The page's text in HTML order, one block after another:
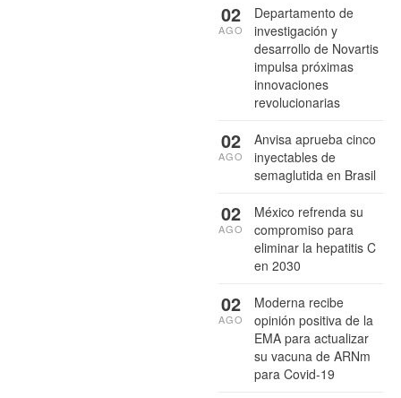
Departamento de
investigación y
desarrollo de Novartis
impulsa próximas
innovaciones
revolucionarias
02
AGO
Anvisa aprueba cinco
inyectables de
semaglutida en Brasil
02
AGO
México refrenda su
compromiso para
eliminar la hepatitis C
en 2030
02
AGO
Moderna recibe
opinión positiva de la
EMA para actualizar
su vacuna de ARNm
para Covid-19
02
AGO